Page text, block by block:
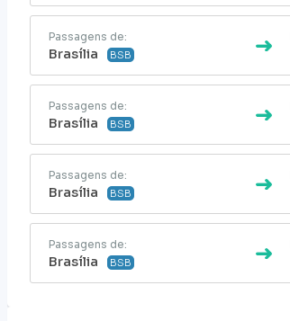
Passagens de:
Brasília BSB
Passagens de:
Brasília BSB
Passagens de:
Brasília BSB
Passagens de:
Brasília BSB